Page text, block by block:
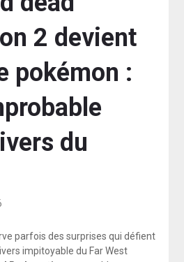
2 devient
pokémon :
du
parfois des surprises qui défient
impitoyable du Far West